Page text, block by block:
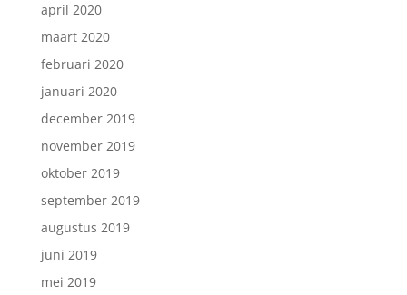
april 2020
maart 2020
februari 2020
januari 2020
december 2019
november 2019
oktober 2019
september 2019
augustus 2019
juni 2019
mei 2019